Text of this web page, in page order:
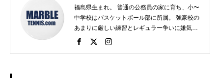
福島県生まれ。 普通の公務員の家に育ち、小〜
中学校はバスケットボール部に所属。 強豪校の
あまりに厳しい練習とレギュラー争いに嫌気が
さし、個人スポーツをやることに。 高校で見つ